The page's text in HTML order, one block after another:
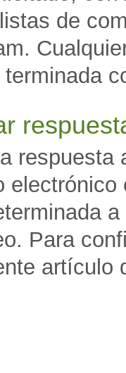
de
respuesta
Para
artículo